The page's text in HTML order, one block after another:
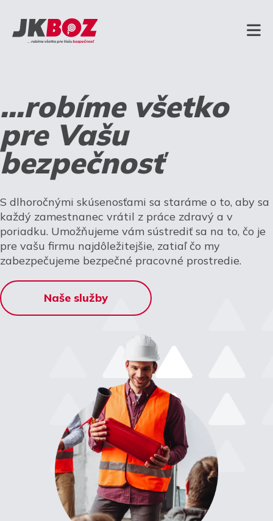
...robíme všetko
pre Vašu
bezpečnosť
S dlhoročnými skúsenosťami sa staráme o to, aby sa
každý zamestnanec vrátil z práce zdravý a v
poriadku. Umožňujeme vám sústrediť sa na to, čo je
pre vašu firmu najdôležitejšie, zatiaľ čo my
zabezpečujeme bezpečné pracovné prostredie.
Naše služby